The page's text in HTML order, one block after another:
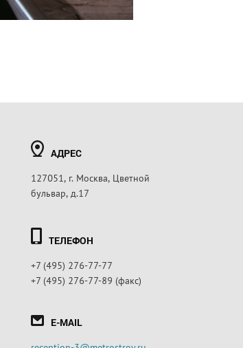
АДРЕС
127051, г. Москва, Цветной
бульвар, д.17
ТЕЛЕФОН
+7 (495) 276-77-77
+7 (495) 276-77-89 (факс)
E-MAIL